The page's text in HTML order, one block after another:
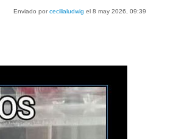
Enviado porcecilialudwig el 8 may 2026, 09:39